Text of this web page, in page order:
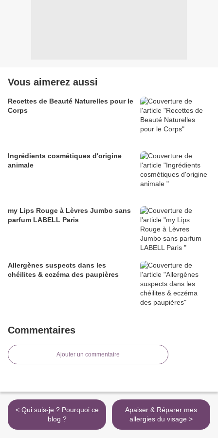
Vous aimerez aussi
Recettes de Beauté Naturelles pour le
Corps
Ingrédients cosmétiques d'origine
animale
my Lips Rouge à Lèvres Jumbo sans
parfum LABELL Paris
Allergènes suspects dans les
chéilites & eczéma des paupières
Commentaires
Ajouter un commentaire
< Qui suis-je ? Pourquoi ce
blog ?
Apaiser & Réparer mes
allergies du visage >